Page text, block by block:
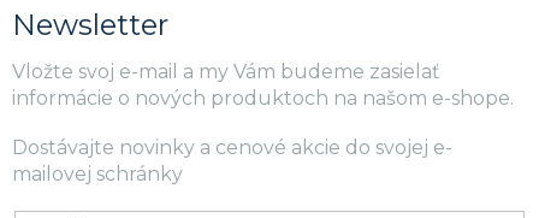
Newsletter
Vložte svoj e-mail a my Vám budeme zasielať
informácie o nových produktoch na našom e-shope.
Dostávajte novinky a cenové akcie do svojej e-
mailovej schránky